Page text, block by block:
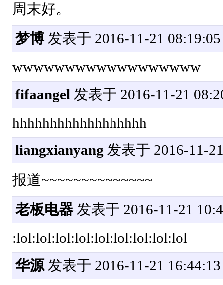
周末好。
梦博发表于 2016-11-21 08:19:05
wwwwwwwwwwwwwwwwww
fifaangel 发表于 2016-11-21
hhhhhhhhhhhhhhhhhh
liangxianyang 发表于 2016-11-
报道~~~~~~~~~~~~~~
老板电器发表于 2016-11-21
:lol:lol:lol:lol:lol:lol:lol:lol:lol
华源发表于 2016-11-21 16:44:13